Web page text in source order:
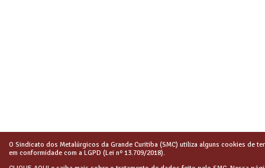
O Sindicato dos Metalúrgicos da Grande Curitiba (SMC) utiliza alguns cookies de
em conformidade com a LGPD (Lei nº 13.709/2018).